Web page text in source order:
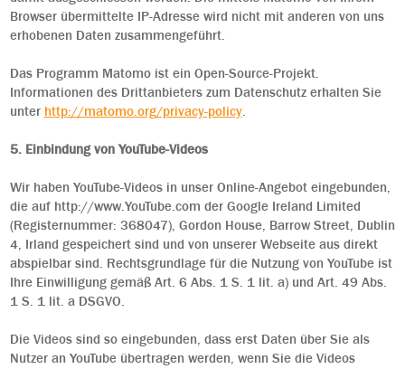
Browser übermittelte IP-Adresse wird nicht mit anderen von uns
erhobenen Daten zusammengeführt.
Das Programm Matomo ist ein Open-Source-Projekt.
Informationen des Drittanbieters zum Datenschutz erhalten Sie
unter http://matomo.org/privacy-policy.
5. Einbindung von YouTube-Videos
Wir haben YouTube-Videos in unser Online-Angebot eingebunden,
die auf http://www.YouTube.com der Google Ireland Limited
(Registernummer: 368047), Gordon House, Barrow Street, Dublin
4, Irland gespeichert sind und von unserer Webseite aus direkt
abspielbar sind. Rechtsgrundlage für die Nutzung von YouTube ist
Ihre Einwilligung gemäß Art. 6 Abs. 1 S. 1 lit. a) und Art. 49 Abs.
1 S. 1 lit. a DSGVO.
Die Videos sind so eingebunden, dass erst Daten über Sie als
Nutzer an YouTube übertragen werden, wenn Sie die Videos